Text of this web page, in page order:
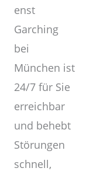
enst
Garching
bei
München ist
24/7 für Sie
erreichbar
und behebt
Störungen
schnell,